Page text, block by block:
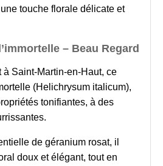
touche florale délicate et
– Beau Regard
Saint-Martin-en-Haut, ce
(Helichrysum italicum),
tonifiantes, à des
de géranium rosat, il
doux et élégant, tout en